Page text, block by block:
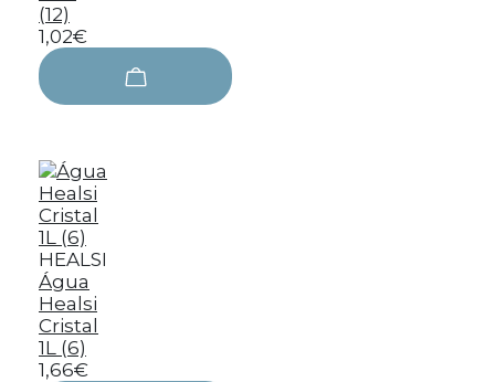
(12)
1,02€
HEALSI
Água
Healsi
Cristal
1L (6)
1,66€